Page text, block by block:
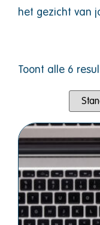
het gezicht van
Toont alle 6